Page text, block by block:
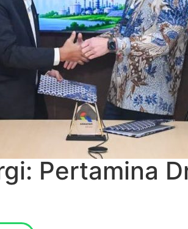
Pertamina